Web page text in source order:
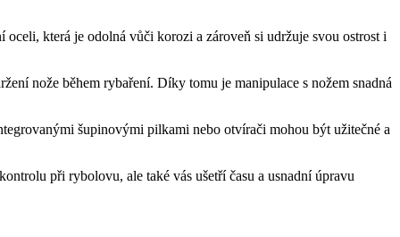
která je odolná vůči korozi⁤ a zároveň si udržuje svou ostrost i
⁣nože během rybaření. Díky tomu ​je manipulace‍ s nožem snadná
šupinovými pilkami ⁤nebo otvírači mohou být⁤ užitečné​ a
při rybolovu, ale také vás ušetří ⁣času a usnadní úpravu